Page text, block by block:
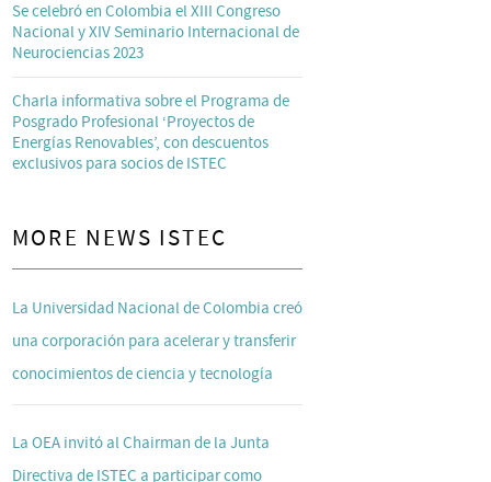
Se celebró en Colombia el XIII Congreso
Nacional y XIV Seminario Internacional de
Neurociencias 2023
Charla informativa sobre el Programa de
Posgrado Profesional ‘Proyectos de
Energías Renovables’, con descuentos
exclusivos para socios de ISTEC
MORE NEWS ISTEC
La Universidad Nacional de Colombia creó
una corporación para acelerar y transferir
conocimientos de ciencia y tecnología
La OEA invitó al Chairman de la Junta
Directiva de ISTEC a participar como